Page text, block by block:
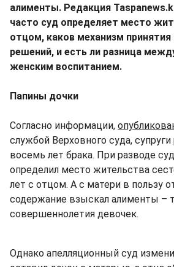
алименты. Редакция
часто суд определяет место
отцом, каков механизм
решений, и есть ли разница
женским воспитанием.
Папины дочки
Согласно информации,
службой Верховного суда,
восемь лет брака. При разводе
определил место жительства
лет с отцом. А с матери в пользу
содержание взыскал алименты –
совершеннолетия девочек.
Однако апелляционный суд